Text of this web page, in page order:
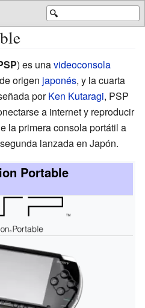
🔍
) es unavideoconsola
de origen japonés, y la cuarta
porKen Kutaragi, PSP
a internet y reproducir
la primera consola portátil a
lanzada en Japón.
Portable